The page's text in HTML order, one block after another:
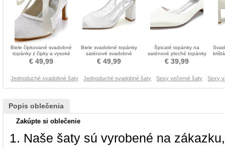
Biele čipkované svadobné
topánky z čipky a vysoké
lodičky na vysokom
podpätku
€ 49,99
Biele svadobné topánky
saténové svadobné
topánky vysoké podpätky
jesenné a zimné modely
€ 49,99
Špicaté topánky na
saténové ploché topánky
na ples pre bežné dámske
topánky
€ 39,99
Jednoduché svadobné šaty Jednoduché svadobné šaty Sexy večerné šaty Sexy
Popis oblečenia
Zakúpte si oblečenie
Naše šaty sú vyrobené na